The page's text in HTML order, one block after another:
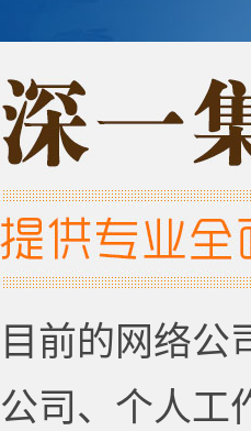
目前的网络公
公司、个人工